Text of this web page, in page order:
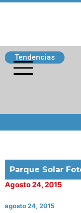
Tendencias
Parque Solar
Agosto 24, 2015
agosto 24, 2015